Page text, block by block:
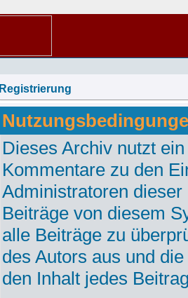
Registrierung
Dieses Archiv nutzt
Kommentare zu den
Administratoren
Beiträge von diesem
alle Beiträge zu
des Autors aus und
den Inhalt jedes